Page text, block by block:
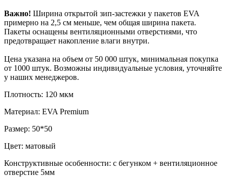
Важно! Ширина открытой зип-застежки у пакетов EVA
примерно на 2,5 см меньше, чем общая ширина пакета.
Пакеты оснащены вентиляционными отверстиями, что
предотвращает накопление влаги внутри.
Цена указана на объем от 50 000 штук, минимальная покупка
от 1000 штук. Возможны индивидуальные условия, уточняйте
у наших менеджеров.
Плотность: 120 мкм
Материал: EVA Premium
Размер: 50*50
Цвет: матовый
Конструктивные особенности: с бегунком + вентиляционное
отверстие 5мм